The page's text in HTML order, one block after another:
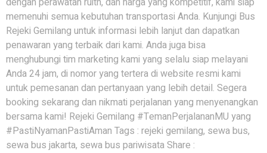
memenuhi semua kebutuhan transportasi Anda. Kunjungi Bus
Rejeki Gemilang untuk informasi lebih lanjut dan dapatkan
penawaran yang terbaik dari kami. Anda juga bisa
menghubungi tim marketing kami yang selalu siap melayani
Anda 24 jam, di nomor yang tertera di website resmi kami
untuk pemesanan dan pertanyaan yang lebih detail. Segera
booking sekarang dan nikmati perjalanan yang menyenangkan
bersama kami! Rejeki Gemilang #TemanPerjalananMU yang
#PastiNyamanPastiAman Tags : rejeki gemilang, sewa bus,
sewa bus jakarta, sewa bus pariwisata Share :